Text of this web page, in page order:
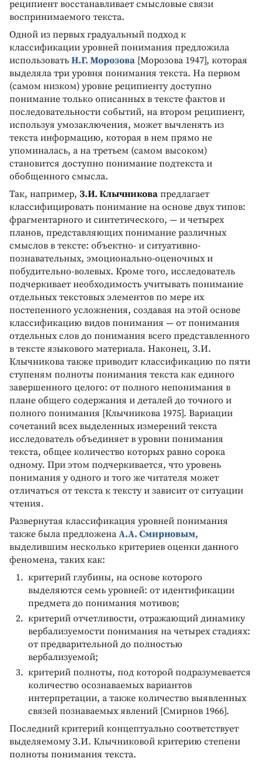
реципиент восстанавливает смысловые связи
воспринимаемого текста.
Одной из первых градуальный подход к
классификации уровней понимания предложила
использовать Н.Г. Морозова [Морозова 1947], которая
выделяла три уровня понимания текста. На первом
(самом низком) уровне реципиенту доступно
понимание только описанных в тексте фактов и
последовательности событий, на втором реципиент,
используя умозаключения, может вычленять из
текста информацию, которая в нем прямо не
упоминалась, а на третьем (самом высоком)
становится доступно понимание подтекста и
обобщенного смысла.
Так, например, З.И. Клычникова предлагает
классифицировать понимание на основе двух типов:
фрагментарного и синтетического, — и четырех
планов, представляющих понимание различных
смыслов в тексте: объектно- и ситуативно-
познавательных, эмоционально-оценочных и
побудительно-волевых. Кроме того, исследователь
подчеркивает необходимость учитывать понимание
отдельных текстовых элементов по мере их
постепенного усложнения, создавая на этой основе
классификацию видов понимания — от понимания
отдельных слов до понимания всего представленного
в тексте языкового материала. Наконец, З.И.
Клычникова также приводит классификацию по пяти
ступеням полноты понимания текста как единого
завершенного целого: от полного непонимания в
плане общего содержания и деталей до точного и
полного понимания [Клычникова 1975]. Вариации
сочетаний всех выделенных измерений текста
исследователь объединяет в уровни понимания
текста, общее количество которых равно сорока
одному. При этом подчеркивается, что уровень
понимания у одного и того же читателя может
отличаться от текста к тексту и зависит от ситуации
чтения.
Развернутая классификация уровней понимания
также была предложена А.А. Смирновым,
выделившим несколько критериев оценки данного
феномена, таких как:
критерий глубины, на основе которого
выделяются семь уровней: от идентификации
предмета до понимания мотивов;
критерий отчетливости, отражающий динамику
вербализуемости понимания на четырех стадиях:
от предварительной до полностью
вербализуемой;
критерий полноты, под которой подразумевается
количество осознаваемых вариантов
интерпретации, а также количество выявленных
связей познаваемых явлений [Смирнов 1966].
Последний критерий концептуально соответствует
выделяемому З.И. Клычниковой критерию степени
полноты понимания текста.